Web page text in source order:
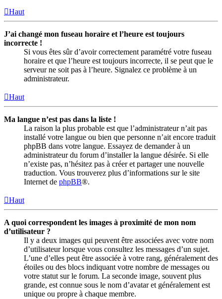
Haut
J’ai changé mon fuseau horaire et l’heure est toujours
incorrecte !
Si vous êtes sûr d’avoir correctement paramétré votre fuseau
horaire et que l’heure est toujours incorrecte, il se peut que le
serveur ne soit pas à l’heure. Signalez ce problème à un
administrateur.
Haut
Ma langue n’est pas dans la liste !
La raison la plus probable est que l’administrateur n’ait pas
installé votre langue ou bien que personne n’ait encore traduit
phpBB dans votre langue. Essayez de demander à un
administrateur du forum d’installer la langue désirée. Si elle
n’existe pas, n’hésitez pas à créer et partager une nouvelle
traduction. Vous trouverez plus d’informations sur le site
Internet de phpBB®.
Haut
A quoi correspondent les images à proximité de mon nom
d’utilisateur ?
Il y a deux images qui peuvent être associées avec votre nom
d’utilisateur lorsque vous consultez les messages d’un sujet.
L’une d’elles peut être associée à votre rang, généralement des
étoiles ou des blocs indiquant votre nombre de messages ou
votre statut sur le forum. La seconde image, souvent plus
grande, est connue sous le nom d’avatar et généralement est
unique ou propre à chaque membre.